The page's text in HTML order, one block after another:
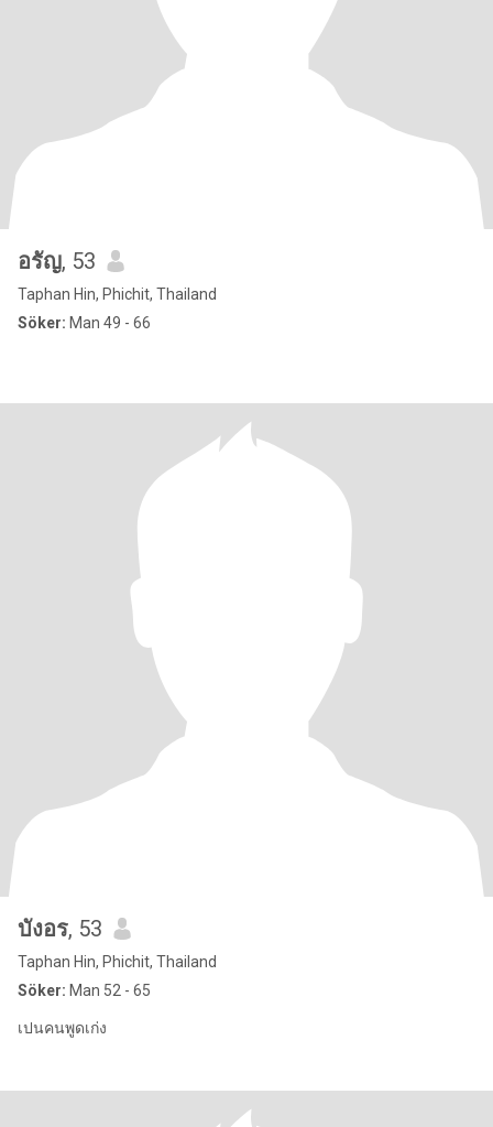
อรัญ, 53
Taphan Hin, Phichit, Thailand
Söker: Man 49 - 66
บังอร, 53
Taphan Hin, Phichit, Thailand
Söker: Man 52 - 65
เปนคนพูดเก่ง